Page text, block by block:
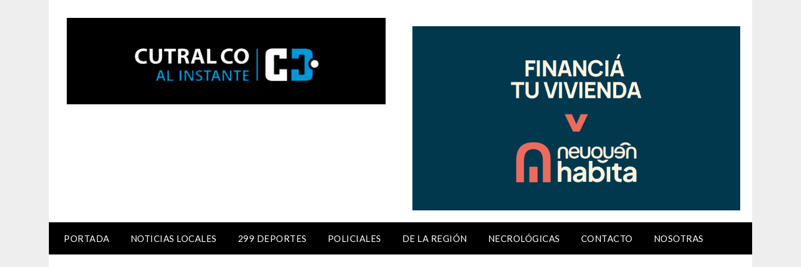
PORTADA NOTICIAS LOCALES 299 DEPORTES POLICIALES DE LA REGIÓN NECROLÓGICAS CONTACTO NOSOTRAS